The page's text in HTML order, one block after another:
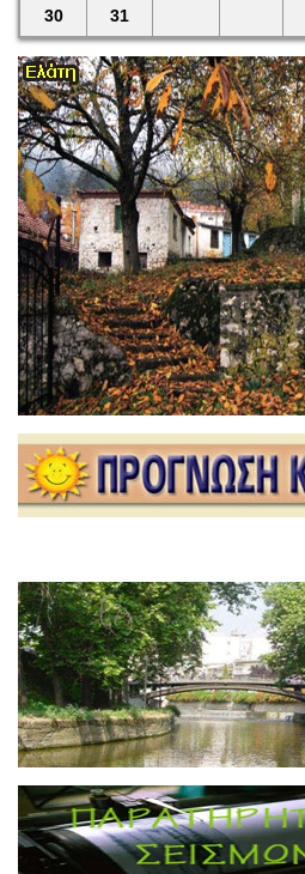
30 31